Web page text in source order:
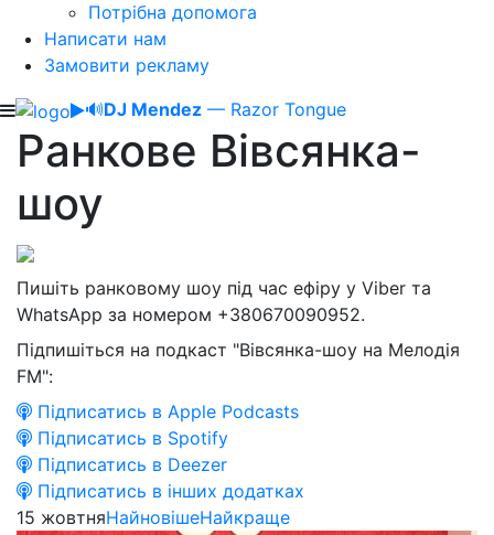
Потрібна допомога
Написати нам
Замовити рекламу
🔊DJ Mendez — Razor Tongue
Ранкове Вівсянка-
шоу
Пишіть ранковому шоу під час ефіру у Viber та
WhatsApp за номером +380670090952.
Підпишіться на подкаст "Вівсянка-шоу на Мелодія
FM":
Підписатись в Apple Podcasts
Підписатись в Spotify
Підписатись в Deezer
Підписатись в інших додатках
15 жовтняНайновішеНайкраще